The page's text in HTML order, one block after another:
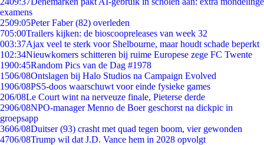
examens
2509:05Peter Faber (82) overleden
705:00Trailers kijken: de bioscoopreleases van week 32
003:37Ajax veel te sterk voor Shelbourne, maar houdt schade beperkt
102:34Nieuwkomers schitteren bij ruime Europese zege FC Twente
1900:45Random Pics van de Dag #1978
1506/08Ontslagen bij Halo Studios na Campaign Evolved
1906/08PS5-doos waarschuwt voor einde fysieke games
206/08Le Court wint na nerveuze finale, Pieterse derde
2906/08NPO-manager Menno de Boer geschorst na dickpic in
groepsapp
3606/08Duitser (93) crasht met quad tegen boom, vier gewonden
4706/08Trump wil dat J.D. Vance hem in 2028 opvolgt